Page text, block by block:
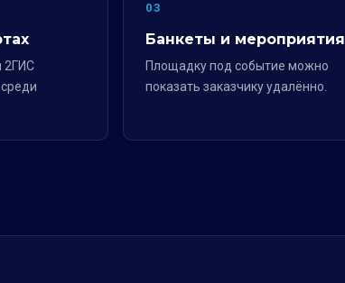
2ГИС
03
Банкеты и мероприятия
Площадку под событие можно
показать заказчику удалённо.